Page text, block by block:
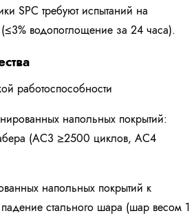
SPC требуют испытаний на
водопоглощение за 24 часа).
работоспособности
напольных покрытий:
(AC3 ≥2500 циклов, AC4
напольных покрытий к
стального шара (шар весом 1